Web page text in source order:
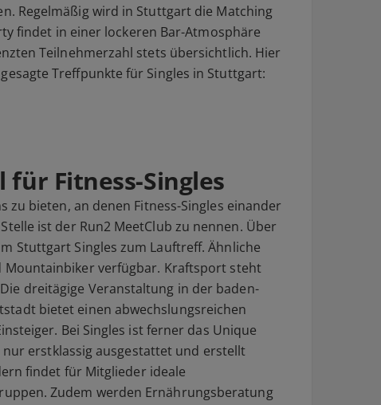
Regelmäßig wird in Stuttgart die Matching
findet in einer lockeren Bar-Atmosphäre
Teilnehmerzahl stets übersichtlich. Hier
Treffpunkte für Singles in Stuttgart:
für Fitness-Singles
bieten, an denen Fitness-Singles einander
ist der Run2 MeetClub zu nennen. Über
Stuttgart Singles zum Lauftreff. Ähnliche
Mountainbiker verfügbar. Kraftsport steht
dreitägige Veranstaltung in der baden-
bietet einen abwechslungsreichen
Bei Singles ist ferner das Unique
erstklassig ausgestattet und erstellt
findet für Mitglieder ideale
Zudem werden Ernährungsberatung